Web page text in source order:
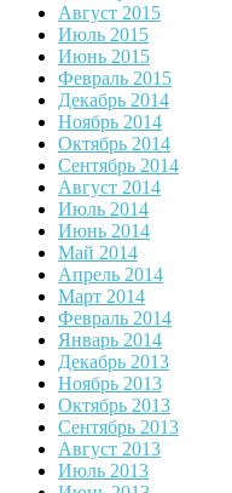
Август 2015
Июль 2015
Июнь 2015
Февраль 2015
Декабрь 2014
Ноябрь 2014
Октябрь 2014
Сентябрь 2014
Август 2014
Июль 2014
Июнь 2014
Май 2014
Апрель 2014
Март 2014
Февраль 2014
Январь 2014
Декабрь 2013
Ноябрь 2013
Октябрь 2013
Сентябрь 2013
Август 2013
Июль 2013